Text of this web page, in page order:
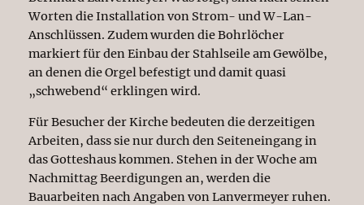
Worten die Installation von Strom- und W-Lan-
Anschlüssen. Zudem wurden die Bohrlöcher
markiert für den Einbau der Stahlseile am Gewölbe,
an denen die Orgel befestigt und damit quasi
„schwebend“ erklingen wird.
Für Besucher der Kirche bedeuten die derzeitigen
Arbeiten, dass sie nur durch den Seiteneingang in
das Gotteshaus kommen. Stehen in der Woche am
Nachmittag Beerdigungen an, werden die
Bauarbeiten nach Angaben von Lanvermeyer ruhen.